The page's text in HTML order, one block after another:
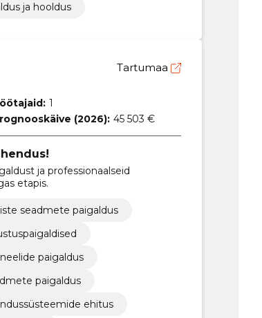
ja hooldus
Tartumaa
1
(2026): 45 503 €
ja professionaalseid
etapis.
seadmete paigaldus
paigaldus
paigaldus
ehitus